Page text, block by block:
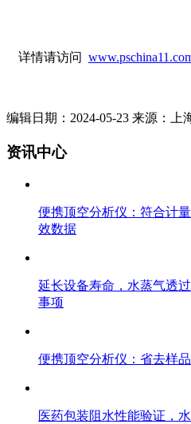
详情请访问
编辑日期：2024-05-23 来源：上
资讯中心
便携顶空分析仪：符合计
效数据
延长设备寿命，水蒸气透
事项
便携顶空分析仪：省去样
医药包装阻水性能验证，